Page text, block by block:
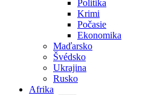
Politika
Krimi
Počasie
Ekonomika
Maďarsko
Švédsko
Ukrajina
Rusko
Afrika